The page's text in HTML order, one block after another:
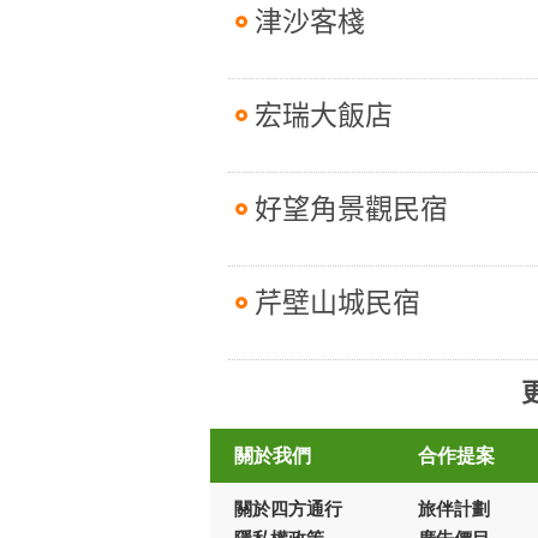
津沙客棧
宏瑞大飯店
好望角景觀民宿
芹壁山城民宿